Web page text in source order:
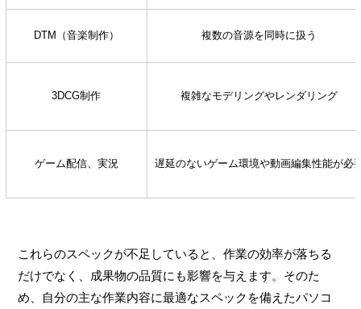
DTM（音楽制作） 複数の音源を同時に扱う
3DCG制作 複雑なモデリングやレンダリング
ゲーム配信、実況 遅延のないゲーム環境や動画編集性能が必
これらのスペックが不足していると、作業の効率が落ちる
だけでなく、成果物の品質にも影響を与えます。そのた
め、自分の主な作業内容に最適なスペックを備えたパソコ